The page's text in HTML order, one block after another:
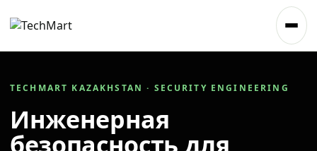
TECHMART KAZAKHSTAN · SECURITY ENGINEERING
Инженерная